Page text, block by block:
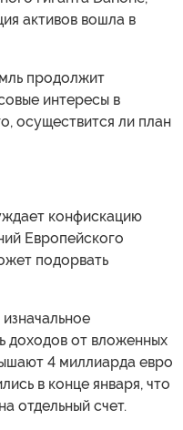
активов вошла в
продолжит
интересы в
осуществится ли план
конфискацию
Европейского
подорвать
доходов от вложенных
4 миллиарда евро
в конце января, что
отдельный счет.